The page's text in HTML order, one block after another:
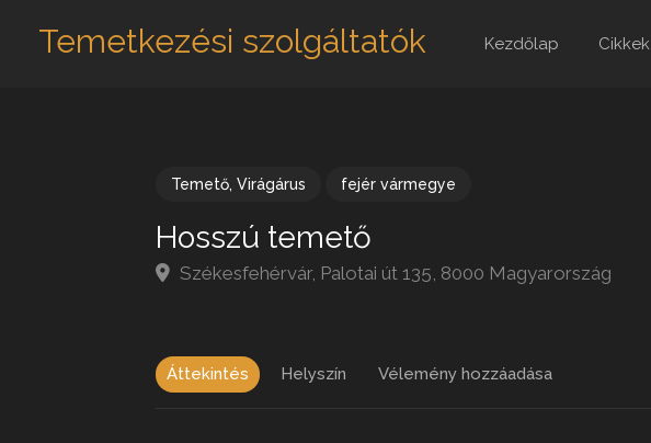
Temetkezési szolgáltatók Kezdőlap Cikkek
Temető, Virágárus fejér vármegye
Hosszú temető
Székesfehérvár, Palotai út 135, 8000 Magyarország
Áttekintés Helyszín Vélemény hozzáadása